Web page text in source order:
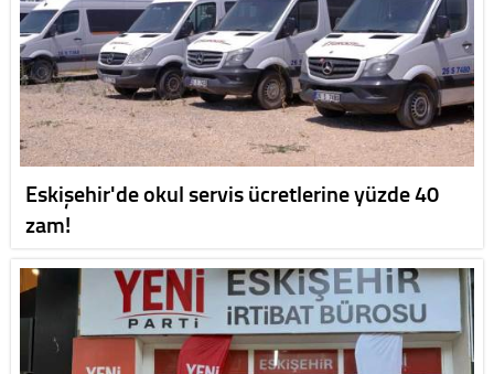
Eskişehir'de okul servis ücretlerine yüzde 40
zam!